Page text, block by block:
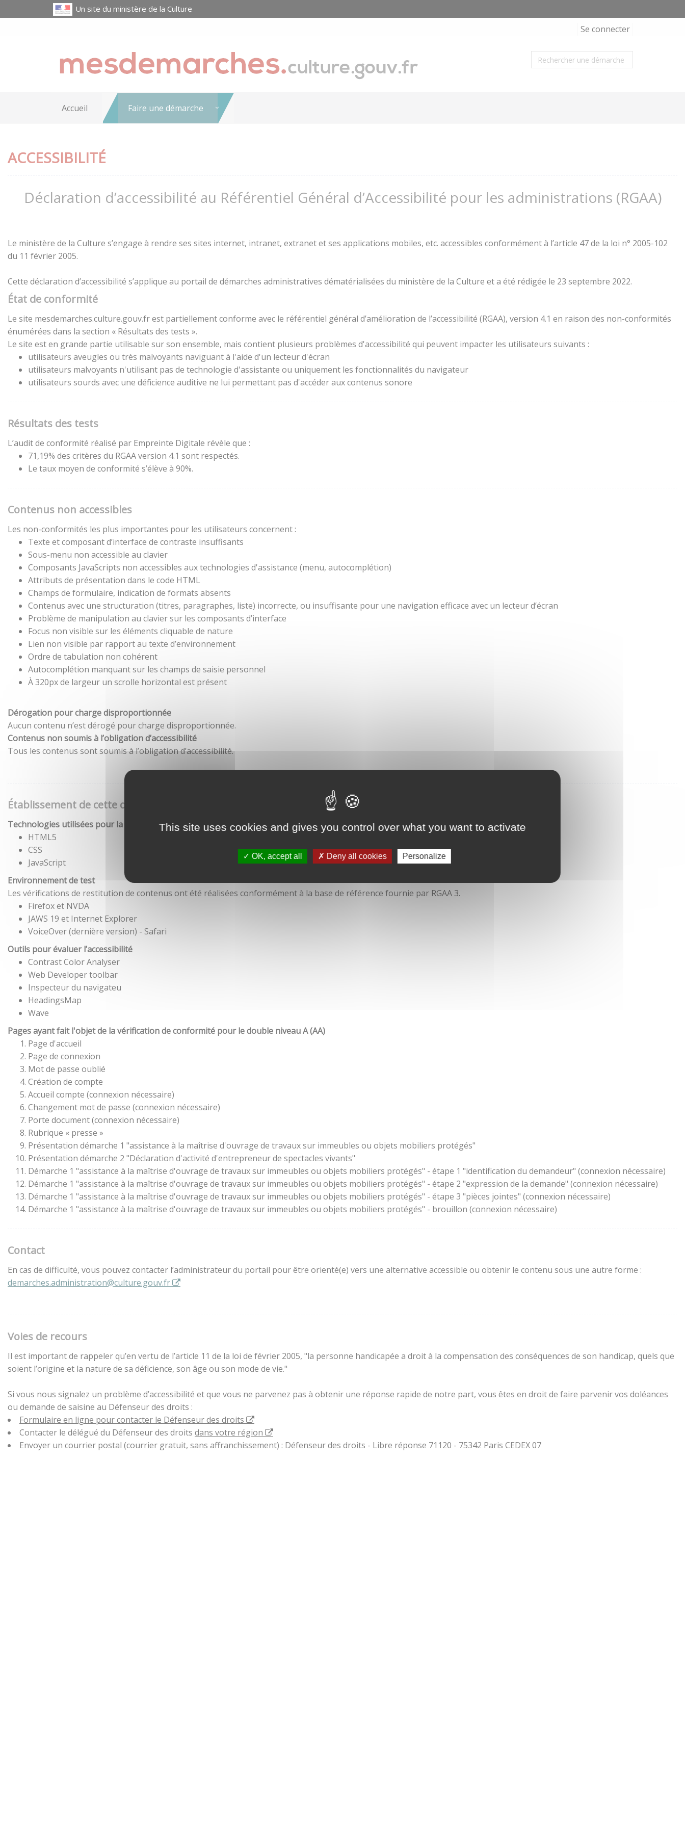
This site uses cookies and gives you control over what you want to activate
OK, accept all Deny all cookies Personalize
Un site du ministère de la Culture
Se connecter
Accueil Faire une démarche
ACCESSIBILITÉ
Déclaration d’accessibilité au Référentiel Général d’Accessibilité pour les administrations (RGAA)
Le ministère de la Culture s’engage à rendre ses sites internet, intranet, extranet et ses applications mobiles, etc. accessibles conformément à l’article 47 de la loi n° 2005-102
du 11 février 2005.
Cette déclaration d’accessibilité s’applique au portail de démarches administratives dématérialisées du ministère de la Culture et a été rédigée le 23 septembre 2022.
État de conformité
Le site mesdemarches.culture.gouv.fr est partiellement conforme avec le référentiel général d’amélioration de l’accessibilité (RGAA), version 4.1 en raison des non-conformités
énumérées dans la section « Résultats des tests ».
Le site est en grande partie utilisable sur son ensemble, mais contient plusieurs problèmes d'accessibilité qui peuvent impacter les utilisateurs suivants :
utilisateurs aveugles ou très malvoyants naviguant à l'aide d'un lecteur d'écran
utilisateurs malvoyants n'utilisant pas de technologie d'assistante ou uniquement les fonctionnalités du navigateur
utilisateurs sourds avec une déficience auditive ne lui permettant pas d'accéder aux contenus sonore
Résultats des tests
L’audit de conformité réalisé par Empreinte Digitale révèle que :
71,19% des critères du RGAA version 4.1 sont respectés.
Le taux moyen de conformité s’élève à 90%.
Contenus non accessibles
Les non-conformités les plus importantes pour les utilisateurs concernent :
Texte et composant d’interface de contraste insuffisants
Sous-menu non accessible au clavier
Composants JavaScripts non accessibles aux technologies d'assistance (menu, autocomplétion)
Attributs de présentation dans le code HTML
Champs de formulaire, indication de formats absents
Contenus avec une structuration (titres, paragraphes, liste) incorrecte, ou insuffisante pour une navigation efficace avec un lecteur d’écran
Problème de manipulation au clavier sur les composants d’interface
Focus non visible sur les éléments cliquable de nature
Lien non visible par rapport au texte d’environnement
Ordre de tabulation non cohérent
Autocomplétion manquant sur les champs de saisie personnel
À 320px de largeur un scrolle horizontal est présent
Dérogation pour charge disproportionnée
Aucun contenu n’est dérogé pour charge disproportionnée.
Contenus non soumis à l’obligation d’accessibilité
Tous les contenus sont soumis à l’obligation d’accessibilité.
Établissement de cette déclaration d'accessibilité
Technologies utilisées pour la réalisation du site
HTML5
CSS
JavaScript
Environnement de test
Les vérifications de restitution de contenus ont été réalisées conformément à la base de référence fournie par RGAA 3.
Firefox et NVDA
JAWS 19 et Internet Explorer
VoiceOver (dernière version) - Safari
Outils pour évaluer l’accessibilité
Contrast Color Analyser
Web Developer toolbar
Inspecteur du navigateu
HeadingsMap
Wave
Pages ayant fait l'objet de la vérification de conformité pour le double niveau A (AA)
Page d'accueil
Page de connexion
Mot de passe oublié
Création de compte
Accueil compte (connexion nécessaire)
Changement mot de passe (connexion nécessaire)
Porte document (connexion nécessaire)
Rubrique « presse »
Présentation démarche 1 "assistance à la maîtrise d'ouvrage de travaux sur immeubles ou objets mobiliers protégés"
Présentation démarche 2 "Déclaration d'activité d'entrepreneur de spectacles vivants"
Démarche 1 "assistance à la maîtrise d'ouvrage de travaux sur immeubles ou objets mobiliers protégés" - étape 1 "identification du demandeur" (connexion nécessaire)
Démarche 1 "assistance à la maîtrise d'ouvrage de travaux sur immeubles ou objets mobiliers protégés" - étape 2 "expression de la demande" (connexion nécessaire)
Démarche 1 "assistance à la maîtrise d'ouvrage de travaux sur immeubles ou objets mobiliers protégés" - étape 3 "pièces jointes" (connexion nécessaire)
Démarche 1 "assistance à la maîtrise d'ouvrage de travaux sur immeubles ou objets mobiliers protégés" - brouillon (connexion nécessaire)
Contact
En cas de difficulté, vous pouvez contacter l’administrateur du portail pour être orienté(e) vers une alternative accessible ou obtenir le contenu sous une autre forme :
demarches.administration@culture.gouv.fr
Voies de recours
Il est important de rappeler qu’en vertu de l’article 11 de la loi de février 2005, "la personne handicapée a droit à la compensation des conséquences de son handicap, quels que
soient l’origine et la nature de sa déficience, son âge ou son mode de vie."
Si vous nous signalez un problème d’accessibilité et que vous ne parvenez pas à obtenir une réponse rapide de notre part, vous êtes en droit de faire parvenir vos doléances
ou demande de saisine au Défenseur des droits :
Formulaire en ligne pour contacter le Défenseur des droits
Contacter le délégué du Défenseur des droits dans votre région
Envoyer un courrier postal (courrier gratuit, sans affranchissement) : Défenseur des droits - Libre réponse 71120 - 75342 Paris CEDEX 07